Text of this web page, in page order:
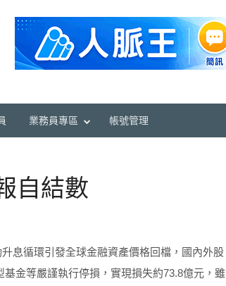
業務員專區 帳號管理
自結數
息循環引發全球金融資產價格回檔，國內外股
金等嚴謹執行停損，實現損失約73.8億元，雖